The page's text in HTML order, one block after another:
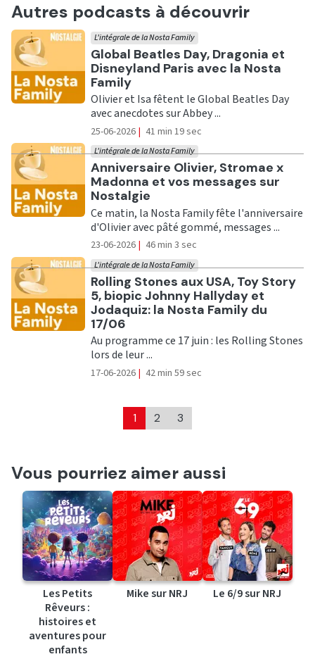
Autres podcasts à découvrir
Ecouter
Global Beatles Day, Dragonia et
Disneyland Paris avec la Nosta
Family
L'intégrale de la Nosta Family
Olivier et Isa fêtent le Global Beatles Day
avec anecdotes sur Abbey ...
25-06-2026 | 41 min 19 sec
Ecouter
Anniversaire Olivier, Stromae x
Madonna et vos messages sur
Nostalgie
L'intégrale de la Nosta Family
Ce matin, la Nosta Family fête l'anniversaire
d'Olivier avec pâté gommé, messages ...
23-06-2026 | 46 min 3 sec
Ecouter
Rolling Stones aux USA, Toy Story
5, biopic Johnny Hallyday et
Jodaquiz: la Nosta Family du
17/06
L'intégrale de la Nosta Family
Au programme ce 17 juin : les Rolling Stones
lors de leur ...
17-06-2026 | 42 min 59 sec
1 2 3
Vous pourriez aimer aussi
Les Petits
Rêveurs :
histoires et
aventures pour
enfants
Mike sur NRJ Le 6/9 sur NRJ